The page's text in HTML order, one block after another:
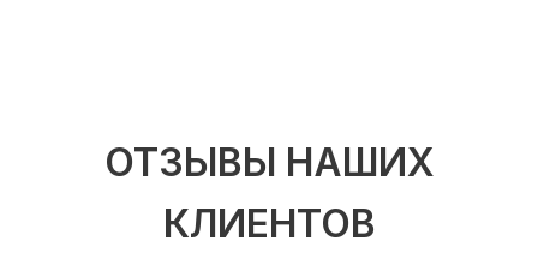
ОТЗЫВЫ НАШИХ
КЛИЕНТОВ